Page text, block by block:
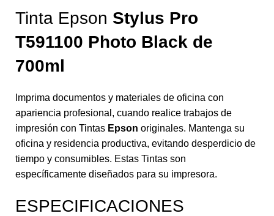
Tinta Epson Stylus Pro
T591100 Photo Black de
700ml
Imprima documentos y materiales de oficina con
apariencia profesional, cuando realice trabajos de
impresión con Tintas Epson originales. Mantenga su
oficina y residencia productiva, evitando desperdicio de
tiempo y consumibles. Estas Tintas son
específicamente diseñados para su impresora.
ESPECIFICACIONES